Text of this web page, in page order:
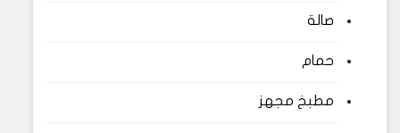
صالة
حمام
مطبخ مجهز